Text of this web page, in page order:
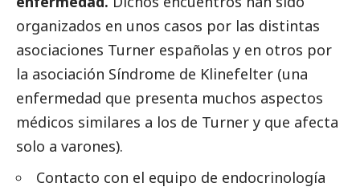
organizados en unos casos por las distintas
asociaciones Turner españolas y en otros por
la asociación Síndrome de Klinefelter (una
enfermedad que presenta muchos aspectos
médicos similares a los de Turner y que afecta
solo a varones).
Contacto con el equipo de endocrinología